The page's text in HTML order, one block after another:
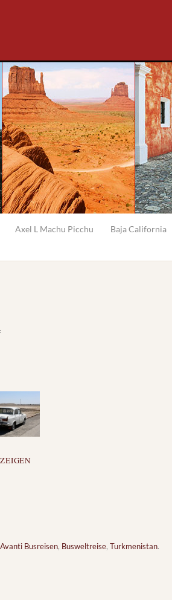
Axel L Machu Picchu
Baja California
Avanti Busreisen, Busweltreise, Turkmenistan.